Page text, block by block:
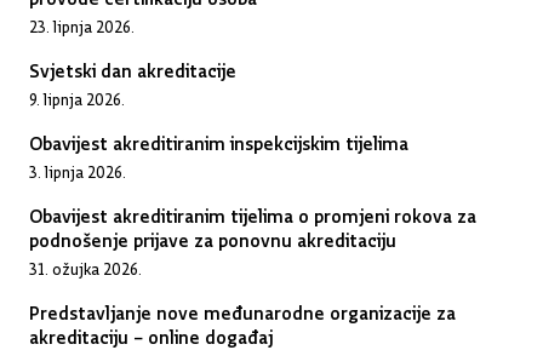
23. lipnja 2026.
Svjetski dan akreditacije
9. lipnja 2026.
Obavijest akreditiranim inspekcijskim tijelima
3. lipnja 2026.
Obavijest akreditiranim tijelima o promjeni rokova za
podnošenje prijave za ponovnu akreditaciju
31. ožujka 2026.
Predstavljanje nove međunarodne organizacije za
akreditaciju – online događaj